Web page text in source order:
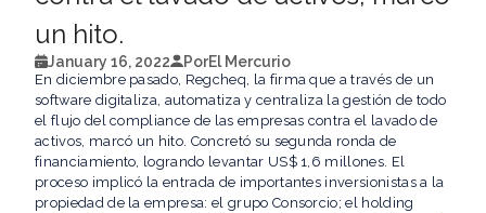
un hito.
January 16, 2022 PorEl Mercurio
En diciembre pasado, Regcheq, la firma que a través de un
software digitaliza, automatiza y centraliza la gestión de todo
el flujo del compliance de las empresas contra el lavado de
activos, marcó un hito. Concretó su segunda ronda de
financiamiento, logrando levantar US$ 1,6 millones. El
proceso implicó la entrada de importantes inversionistas a la
propiedad de la empresa: el grupo Consorcio; el holding